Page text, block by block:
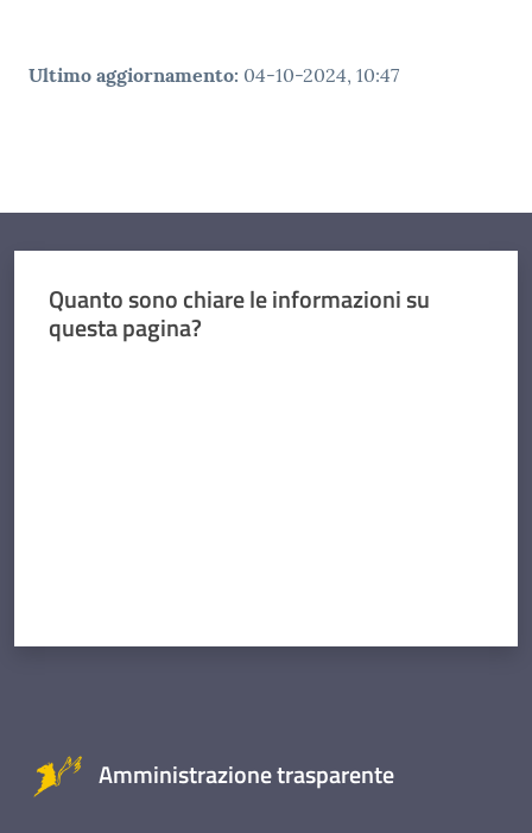
Ultimo aggiornamento: 04-10-2024, 10:47
Quanto sono chiare le informazioni su
questa pagina?
Amministrazione trasparente